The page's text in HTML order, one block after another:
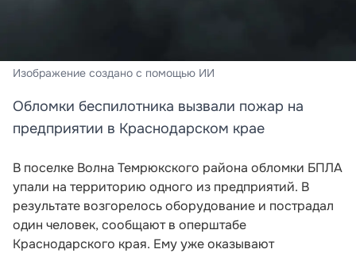
Изображение создано с помощью ИИ
Обломки беспилотника вызвали пожар на
предприятии в Краснодарском крае
В поселке Волна Темрюкского района обломки БПЛА
упали на территорию одного из предприятий. В
результате возгорелось оборудование и пострадал
один человек, сообщают в оперштабе
Краснодарского края. Ему уже оказывают